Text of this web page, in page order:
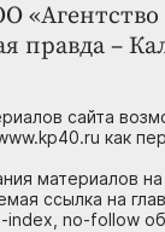
«Агентство
правда –
сайта
как
материалов на
ссылка на
index, no-follow